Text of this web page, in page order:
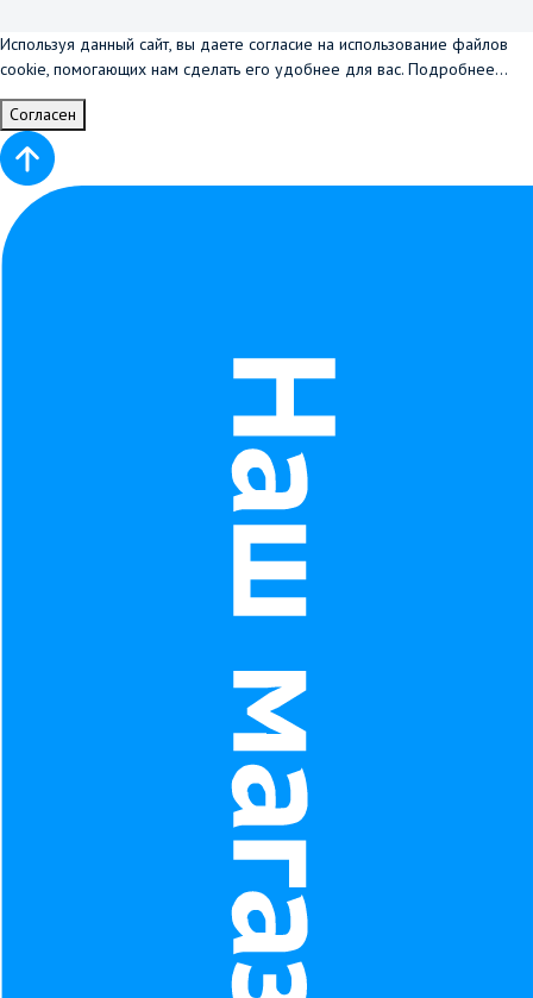
Используя данный сайт, вы даете согласие на использование файлов
cookie, помогающих нам сделать его удобнее для вас. Подробнее...
Согласен